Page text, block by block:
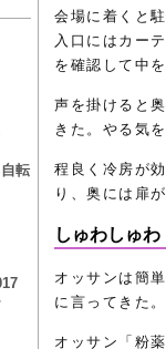
転
会場に着くと
入口にはカー
を確認して中
声を掛けると
きた。やる気
程良く冷房が
り、奥には扉
しゅわしゅわ
オッサンは簡
に言ってきた。
オッサン「粉